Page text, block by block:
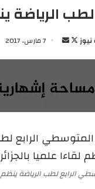
الرياضة
ت
ع
ع
ل
X
ب
ر
د
ا
ل
7 مارس، 2017
الرابع لطب الرياضة ينظم